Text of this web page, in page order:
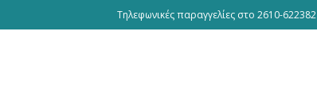
to
Τηλεφωνικές παραγγελίες στο 2610-622382